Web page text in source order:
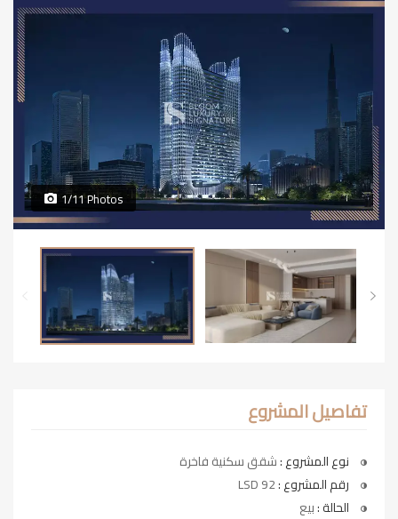
1/11 Photos
تفاصيل المشروع
نوع المشروع :شقق سكنية فاخرة
رقم المشروع :
الحالة :بيع